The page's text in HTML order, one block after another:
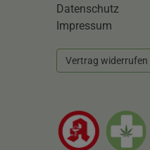
Datenschutz
Impressum
Vertrag widerrufen